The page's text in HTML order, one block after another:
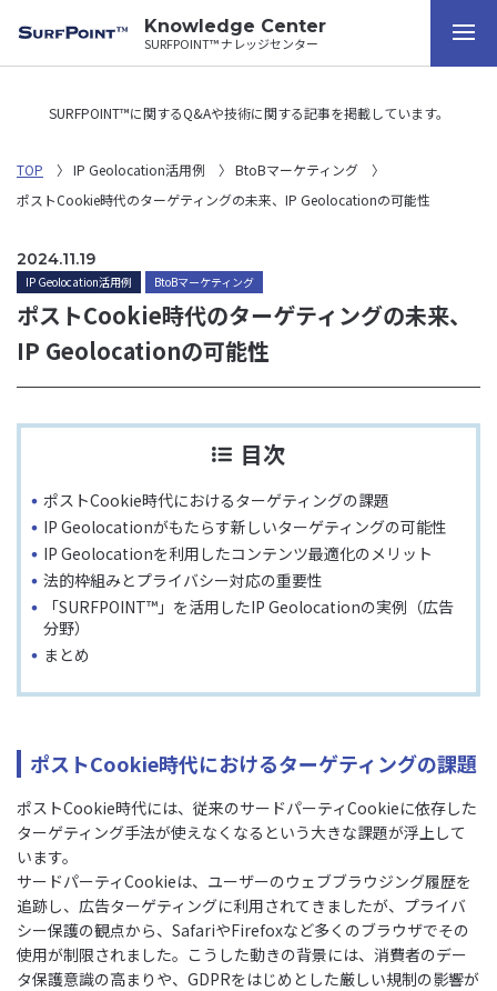
Knowledge Center
SURFPOINT™ ナレッジセンター
SURFPOINT™に関するQ&Aや技術に関する記事を掲載しています。
TOP IP Geolocation活用例
BtoBマーケティング
ポストCookie時代のターゲティングの未来、IP Geolocationの可能性
2024.11.19
IP Geolocation活用例 BtoBマーケティング
ポストCookie時代のターゲティングの未来、
IP Geolocationの可能性
目次
ポストCookie時代におけるターゲティングの課題
IP Geolocationがもたらす新しいターゲティングの可能性
IP Geolocationを利用したコンテンツ最適化のメリット
法的枠組みとプライバシー対応の重要性
「SURFPOINT™」を活用したIP Geolocationの実例（広告
分野）
まとめ
ポストCookie時代におけるターゲティングの課題
ポストCookie時代には、従来のサードパーティCookieに依存した
ターゲティング手法が使えなくなるという大きな課題が浮上して
います。
サードパーティCookieは、ユーザーのウェブブラウジング履歴を
追跡し、広告ターゲティングに利用されてきましたが、プライバ
シー保護の観点から、SafariやFirefoxなど多くのブラウザでその
使用が制限されました。こうした動きの背景には、消費者のデー
タ保護意識の高まりや、GDPRをはじめとした厳しい規制の影響が